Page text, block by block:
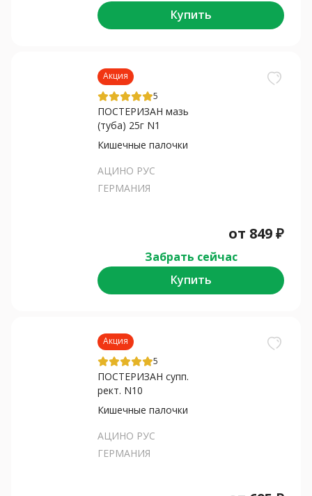
Купить
Акция
5
ПОСТЕРИЗАН мазь
(туба) 25г N1
Кишечные палочки
АЦИНО РУС
ГЕРМАНИЯ
от 849₽
Забрать сейчас
Купить
Акция
5
ПОСТЕРИЗАН супп.
рект. N10
Кишечные палочки
АЦИНО РУС
ГЕРМАНИЯ